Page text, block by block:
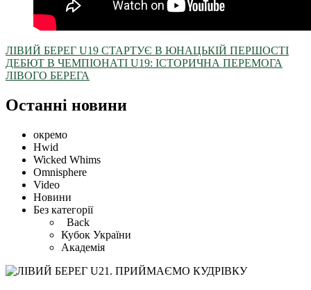
ЛІВИЙ БЕРЕГ U19 СТАРТУЄ В ЮНАЦЬКІЙ ПЕРШОСТІ
ДЕБЮТ В ЧЕМПІОНАТІ U19: ІСТОРИЧНА ПЕРЕМОГА
ЛІВОГО БЕРЕГА
Останні новини
окремо
Hwid
Wicked Whims
Omnisphere
Video
Новини
Без категорії
Back
Кубок України
Академія